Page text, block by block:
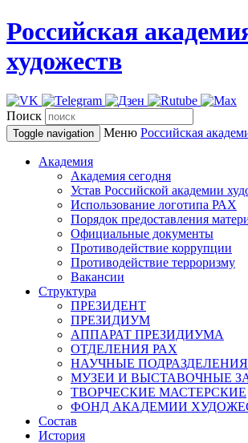
Российская
художеств
Поиск
Toggle navigation Меню Российская
Академия
Академия сегодня
Устав Российской академии
Использование логотипа РАХ
Порядок предоставления
Официальные документы
Противодействие коррупции
Противодействие терроризму
Вакансии
Структура
ПРЕЗИДЕНТ
ПРЕЗИДИУМ
АППАРАТ ПРЕЗИДИУМА
ОТДЕЛЕНИЯ РАХ
НАУЧНЫЕ ПОДРАЗДЕЛЕНИЯ
МУЗЕИ И ВЫСТАВОЧНЫЕ
ТВОРЧЕСКИЕ МАСТЕРСКИЕ
ФОНД АКАДЕМИИ
Состав
История